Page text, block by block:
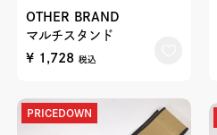
OTHER BRAND
マルチスタンド
¥ 1,728 税込
PRICEDOWN